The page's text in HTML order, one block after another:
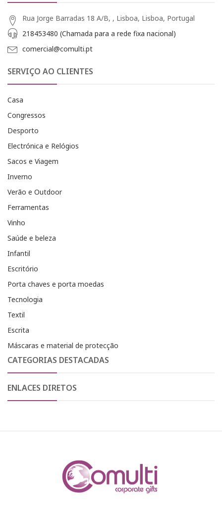
Rua Jorge Barradas 18 A/B, , Lisboa, Lisboa, Portugal
218453480 (Chamada para a rede fixa nacional)
comercial@comulti.pt
SERVIÇO AO CLIENTES
Casa
Congressos
Desporto
Electrónica e Relógios
Sacos e Viagem
Inverno
Verão e Outdoor
Ferramentas
Vinho
Saúde e beleza
Infantil
Escritório
Porta chaves e porta moedas
Tecnologia
Textil
Escrita
Máscaras e material de protecção
CATEGORIAS DESTACADAS
ENLACES DIRETOS